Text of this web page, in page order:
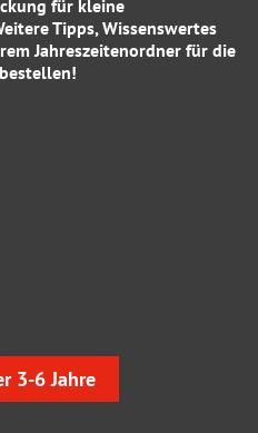
für kleine
Tipps, Wissenswertes
Jahreszeitenordner für die
bestellen!
3-6 Jahre